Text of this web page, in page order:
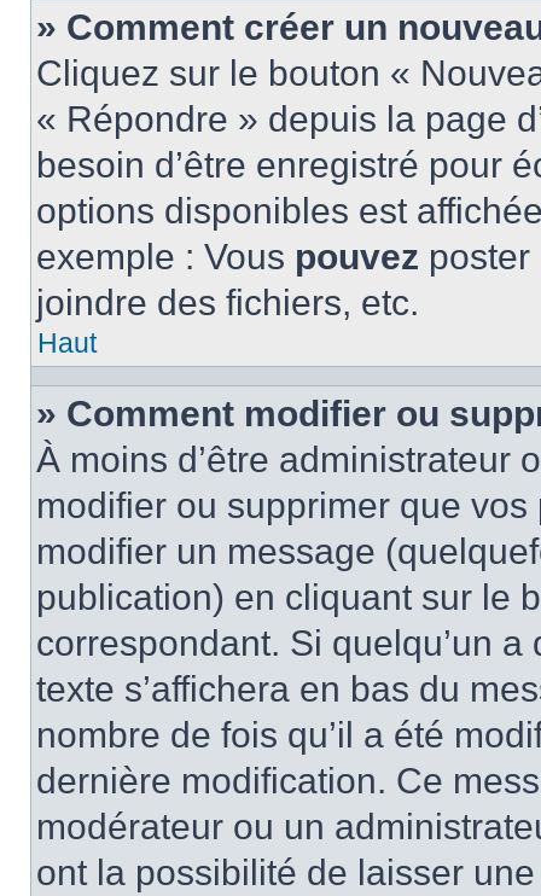
» Comment créer un
Cliquez sur le bouton «
« Répondre » depuis la page
besoin d’être enregistré pour
options disponibles est
exemple : Vous pouvez
joindre des fichiers, etc.
Haut
» Comment modifier ou
À moins d’être administrateur
modifier ou supprimer que
modifier un message
publication) en cliquant sur le
correspondant. Si quelqu’un
texte s’affichera en bas du
nombre de fois qu’il a été
dernière modification. Ce
modérateur ou un
ont la possibilité de laisser